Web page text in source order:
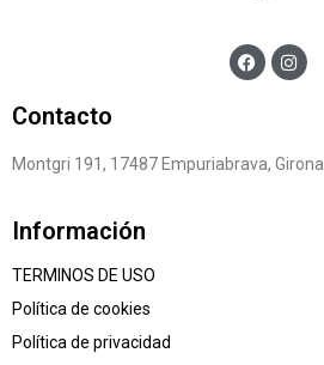
Contacto
Montgri 191, 17487 Empuriabrava, Girona
Información
TERMINOS DE USO
Política de cookies
Política de privacidad